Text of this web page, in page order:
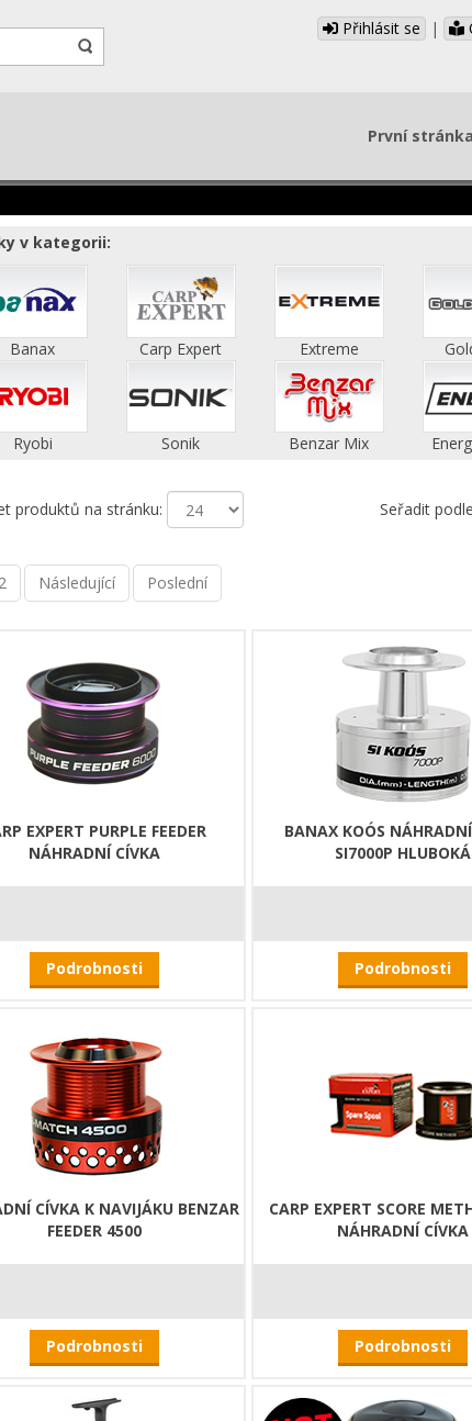
Přihlásit se |
První stránka
v kategorii:
Banax Carp Expert Extreme
Ryobi Sonik Benzar Mix
produktů na stránku: Seřadit
Následující Poslední
EXPERT PURPLE FEEDER
NÁHRADNÍ CÍVKA
Podrobnosti
BANAX KOÓS
SI7000P HLUBOKÁ
Podrobnosti
CÍVKA K NAVIJÁKU BENZAR
FEEDER 4500
Podrobnosti
CARP EXPERT SCORE
NÁHRADNÍ CÍVKA
Podrobnosti